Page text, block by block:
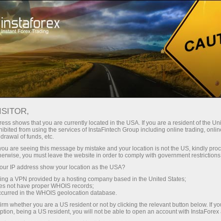
Acerca de InstaForex Noticias de la compañía
¡ACTUALIZACIÓN DE LA
PÁGINA DE ATENCIÓN AL
CLIENTE DE INSTAFOREX!
SIGA EL ENLACE PARA VER
LOS NUEVOS CAMBIOS
shows that you are currently located in the USA. If you are a resident of the
from using the services of InstaFintech Group including online trading,
of funds, etc.
are seeing this message by mistake and your location is not the US, kindly
you must leave the website in order to comply with government
IP address show your location as the USA?
a VPN provided by a hosting company based in the United States;
not have proper WHOIS records;
in the WHOIS geolocation database.
whether you are a US resident or not by clicking the relevant button below. If
being a US resident, you will not be able to open an account with InstaForex